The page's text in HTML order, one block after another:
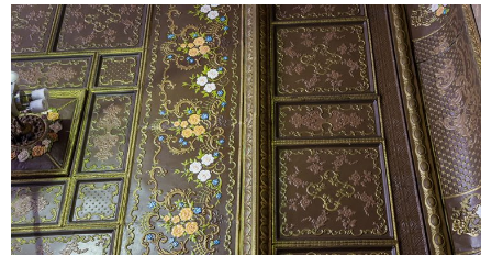
COLINEAL – Especial Interiorismo & Decoración 2026